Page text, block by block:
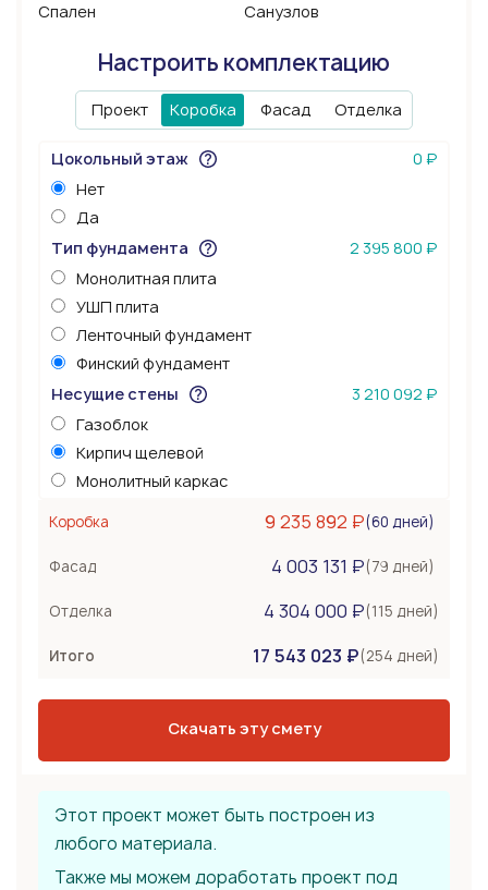
Спален Санузлов
Настроить комплектацию
Проект Коробка Фасад Отделка
Цокольный этаж
0 ₽
Нет
Да
Тип фундамента
2 395 800 ₽
Монолитная плита
УШП плита
Ленточный фундамент
Финский фундамент
Несущие стены
3 210 092 ₽
Газоблок
Кирпич щелевой
Монолитный каркас
Бетонные стены
Сборное из ЖБ плит
Коробка 9 235 892 ₽(60 дней)
Фасад 4 003 131 ₽(79 дней)
Отделка 4 304 000 ₽(115 дней)
Итого 17 543 023 ₽(254 дней)
Скачать эту смету
Этот проект может быть построен из
любого материала.
Также мы можем доработать проект под